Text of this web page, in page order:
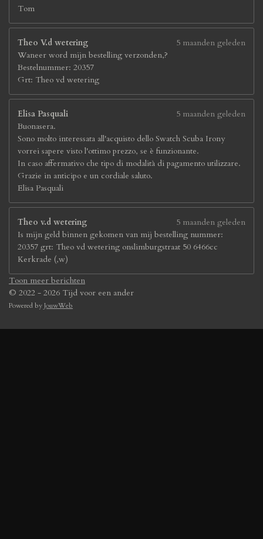
Tom
Theo V.d wetering
5 maanden geleden
Waneer word mijn bestelling verzonden,?
Bestelnummer: 20357
Grt: Theo vd wetering
Elisa Pasquali
5 maanden geleden
Buonasera.
Sono molto interessata all'acquisto dello Swatch Scuba Irony
vorrei sapere visto l'ottimo prezzo, se è funzionante.
In caso affermativo che tipo di modalità di pagamento utilizzare.
Grazie in anticipo e un cordiale saluto.
Elisa Pasquali
Theo v.d wetering
5 maanden geleden
Is mijn geld binnen gekomen van mij bestelling nummer:
20357 grt: Theo vd wetering onslimburgstraat 50 6466cc
Kerkrade (,w)
Toon meer berichten
© 2022 - 2026 Tijd voor een ander
Powered byJouwWeb